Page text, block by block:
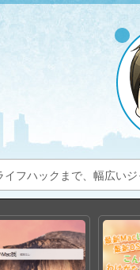
ハックまで、幅広いジ